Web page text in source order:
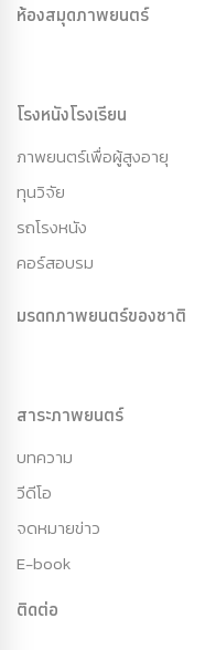
ห้องสมุดภาพยนตร์
โรงหนังโรงเรียน
ภาพยนตร์เพื่อผู้สูงอายุ
ทุนวิจัย
รถโรงหนัง
คอร์สอบรม
มรดกภาพยนตร์ของชาติ
สาระภาพยนตร์
บทความ
วีดีโอ
จดหมายข่าว
E-book
ติดต่อ